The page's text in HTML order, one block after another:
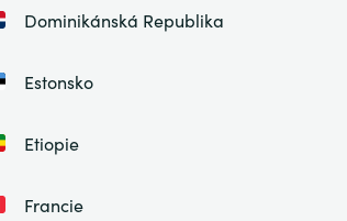
Dominikánská Republika
Estonsko
Etiopie
Francie